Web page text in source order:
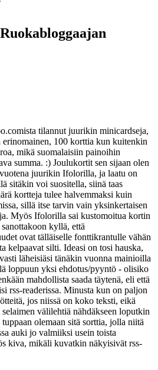
tilannut juurikin minicardseja,
erinomainen, 100 korttia kun kuitenkin
mikä suomalaisiin painoihin
summa. :) Joulukortit sen sijaan olen
juurikin Ifolorilla, ja laatu on
sitäkin voi suositella, siinä taas
kortteja tulee halvemmaksi kuin
sillä itse tarvin vain yksinkertaisen
Myös Ifolorilla sai kustomoitua kortin
kyllä, että
ovat tälläiselle fonttikrantulle vähän
kelpaavat silti. Ideasi on tosi hauska,
läheisiäsi tänäkin vuonna mainioilla
loppuun yksi ehdotus/pyyntö - olisiko
mahdollista saada täytenä, eli että
rss-readerissa. Minusta kun on paljon
jos niissä on koko teksti, eikä
välilehtiä nähdäkseen loputkin
olemaan sitä sorttia, jolla niitä
auki jo valmiiksi usein toista
kiva, mikäli kuvatkin näkyisivät rss-